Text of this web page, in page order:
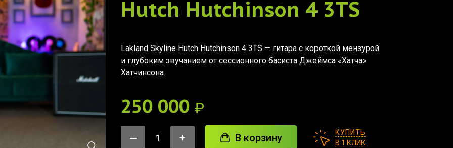
Hutch Hutchinson 4 3TS
Lakland Skyline Hutch Hutchinson 4 3TS — гитара с короткой мензурой
и глубоким звучанием от сессионного басиста Джеймса «Хатча»
Хатчинсона.
250 000 ₽
В корзину
КУПИТЬ
В 1 КЛИК